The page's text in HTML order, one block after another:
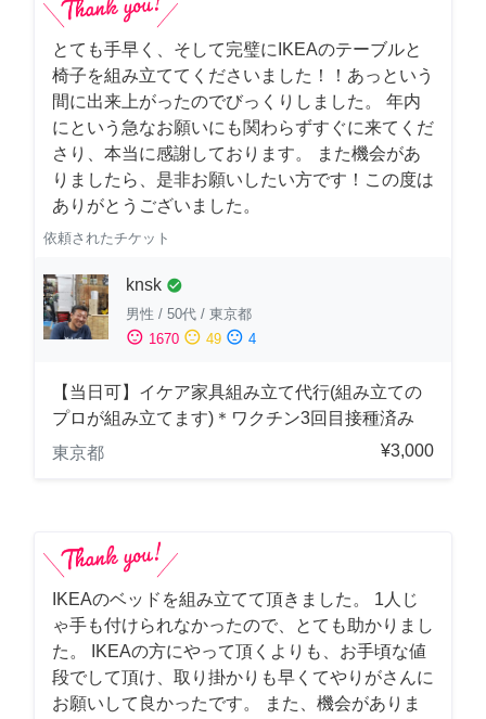
とても手早く、そして完璧にIKEAのテーブルと
椅子を組み立ててくださいました！！あっという
間に出来上がったのでびっくりしました。 年内
にという急なお願いにも関わらずすぐに来てくだ
さり、本当に感謝しております。 また機会があ
りましたら、是非お願いしたい方です！この度は
ありがとうございました。
依頼されたチケット
knsk check_circle
男性 / 50代 / 東京都
sentiment_satisfied 1670 sentiment_neutral 49 sentiment_dissatisfied 4
【当日可】イケア家具組み立て代行(組み立ての
プロが組み立てます)＊ワクチン3回目接種済み
東京都
¥3,000
IKEAのベッドを組み立てて頂きました。 1人じ
ゃ手も付けられなかったので、とても助かりまし
た。 IKEAの方にやって頂くよりも、お手頃な値
段でして頂け、取り掛かりも早くてやりがさんに
お願いして良かったです。 また、機会がありま